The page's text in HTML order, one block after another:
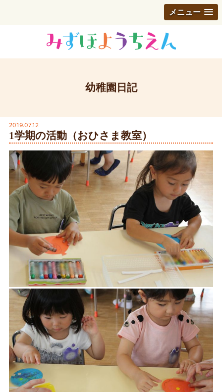
メニュー
幼稚園日記
2019.07.12
1学期の活動（おひさま教室）